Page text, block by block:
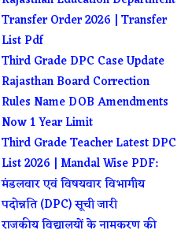
Transfer Order 2026 | Transfer
List Pdf
Third Grade DPC Case Update
Rajasthan Board Correction
Rules Name DOB Amendments
Now 1 Year Limit
Third Grade Teacher Latest DPC
List 2026 | Mandal Wise PDF:
मंडलवार एवं विषयवार विभागीय
पदोन्नति (DPC) सूची जारी
राजकीय विद्यालयों के नामकरण की